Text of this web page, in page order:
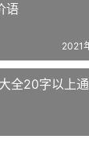
语
2021
全20字以上